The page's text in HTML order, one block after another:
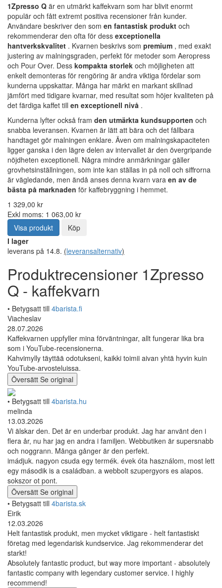
1Zpresso Q är en utmärkt kaffekvarn som har blivit enormt
populär och fått extremt positiva recensioner från kunder.
Användare beskriver den som en fantastisk produkt och
rekommenderar den ofta för dess exceptionella
hantverkskvalitet . Kvarnen beskrivs som premium , med exakt
justering av malningsgraden, perfekt för metoder som Aeropress
och Pour Over. Dess kompakta storlek och möjligheten att
enkelt demonteras för rengöring är andra viktiga fördelar som
kunderna uppskattar. Många har märkt en markant skillnad
jämfört med tidigare kvarnar, med resultat som höjer kvaliteten på
det färdiga kaffet till en exceptionell nivå .
Kunderna lyfter också fram den utmärkta kundsupporten och
snabba leveransen. Kvarnen är lätt att bära och det fällbara
handtaget gör malningen enklare. Även om malningskapaciteten
ligger ganska i den lägre delen av intervallet är den övergripande
nöjdheten exceptionell. Några mindre anmärkningar gäller
grovhetsinställningen, som inte kan ställas in på noll och siffrorna
är vägledande, men ändå anses denna kvarn vara en av de
bästa på marknaden för kaffebryggning i hemmet.
1 329,00 kr
Exkl moms: 1 063,00 kr
Visa produkt
Köp
I lager
leverans på 14.8. (leveransalternativ)
Produktrecensioner 1Zpresso
Q - kaffekvarn
• Betygsatt till 4barista.fi
Viacheslav
28.07.2026
Kaffekvarnen uppfyller mina förväntningar, allt fungerar lika bra
som i YouTube-recensionerna.
Kahvimylly täyttää odotukseni, kaikki toimii aivan yhtä hyvin kuin
YouTube-arvosteluissa.
Översätt Se original
• Betygsatt till 4barista.hu
melinda
13.03.2026
Vi älskar den. Det är en underbar produkt. Jag har använt den i
flera år, nu har jag en andra i familjen. Webbutiken är supersnabb
och noggrann. Många gånger är den perfekt.
imádjuk. nagyon csuda egy termék. évek óta használom, most lett
egy második is a családban. a webbolt szupergyors es alapos.
sokszor ot pont.
Översätt Se original
• Betygsatt till 4barista.sk
Eirik
12.03.2026
Helt fantastisk produkt, men mycket viktigare - helt fantastiskt
företag med legendarisk kundservice. Jag rekommenderar det
starkt!
Absolutely fantastic product, but way more important - absolutely
fantastic company with legendary customer service. I highly
recommend!